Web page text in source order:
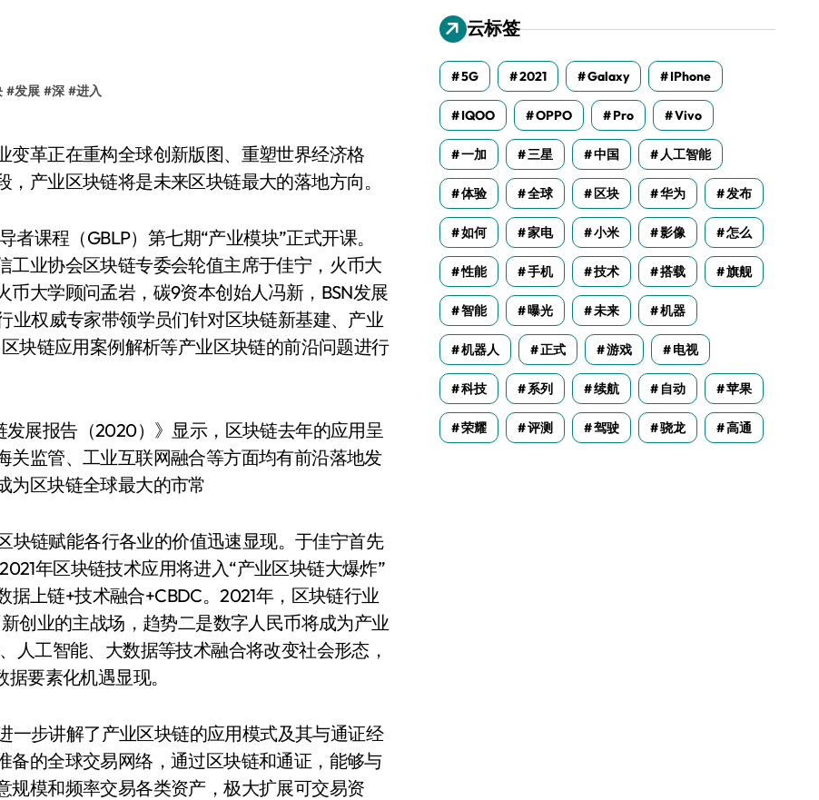
#发展 #深 #进入
产业区块链将是未来区块链最大的落地方向。
课程（GBLP）第七期“产业模块”正式开课。
业协会区块链专委会轮值主席于佳宁，火币大
大学顾问孟岩，碳9资本创始人冯新，BSN发展
业权威专家带领学员们针对区块链新基建、产业
块链应用案例解析等产业区块链的前沿问题进行
发展报告（2020）》显示，区块链去年的应用呈
监管、工业互联网融合等方面均有前沿落地发
为区块链全球最大的市常
块链赋能各行各业的价值迅速显现。于佳宁首先
年区块链技术应用将进入“产业区块链大爆炸”
上链+技术融合+CBDC。2021年，区块链行业
创业的主战场，趋势二是数字人民币将成为产业
人工智能、大数据等技术融合将改变社会形态，
要素化机遇显现。
一步讲解了产业区块链的应用模式及其与通证经
的全球交易网络，通过区块链和通证，能够与
模和频率交易各类资产，极大扩展可交易资
云标签
5G 2021 Galaxy IPhone
IQOO OPPO Pro Vivo
一加 三星 中国 人工智能
体验 全球 区块 华为 发布
如何 家电 小米 影像 怎么
性能 手机 技术 搭载 旗舰
智能 曝光 未来 机器
机器人 正式 游戏 电视
科技 系列 续航 自动 苹果
荣耀 评测 驾驶 骁龙 高通